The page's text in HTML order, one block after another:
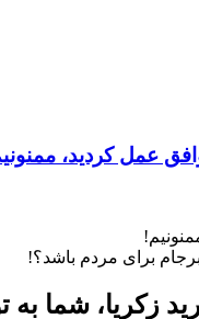
عمل کردید،
برای مردم باشد؟!
زکریا، شما به